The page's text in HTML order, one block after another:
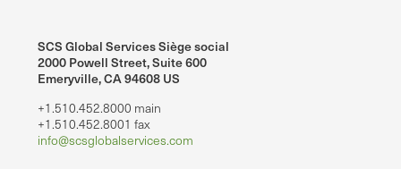
SCS Global Services Siège social
2000 Powell Street, Suite 600
Emeryville, CA 94608 US
+1.510.452.8000 main
+1.510.452.8001 fax
info@scsglobalservices.com